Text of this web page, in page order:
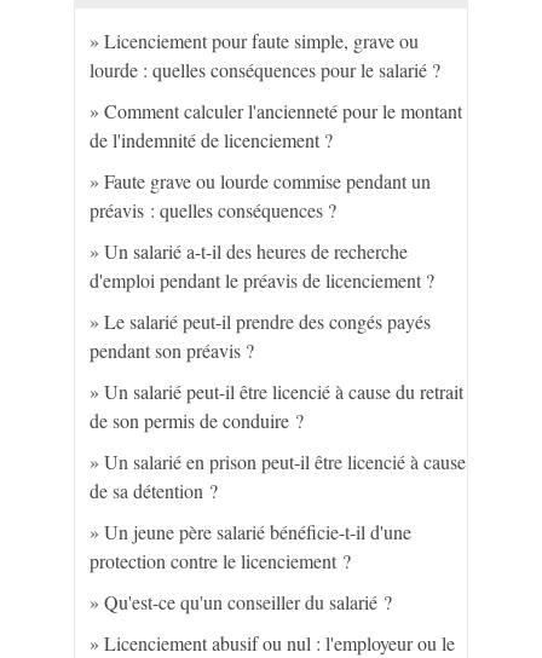
Licenciement pour faute simple, grave ou
lourde : quelles conséquences pour le salarié ?
Comment calculer l'ancienneté pour le montant
de l'indemnité de licenciement ?
Faute grave ou lourde commise pendant un
préavis : quelles conséquences ?
Un salarié a-t-il des heures de recherche
d'emploi pendant le préavis de licenciement ?
Le salarié peut-il prendre des congés payés
pendant son préavis ?
Un salarié peut-il être licencié à cause du retrait
de son permis de conduire ?
Un salarié en prison peut-il être licencié à cause
de sa détention ?
Un jeune père salarié bénéficie-t-il d'une
protection contre le licenciement ?
Qu'est-ce qu'un conseiller du salarié ?
Licenciement abusif ou nul : l'employeur ou le